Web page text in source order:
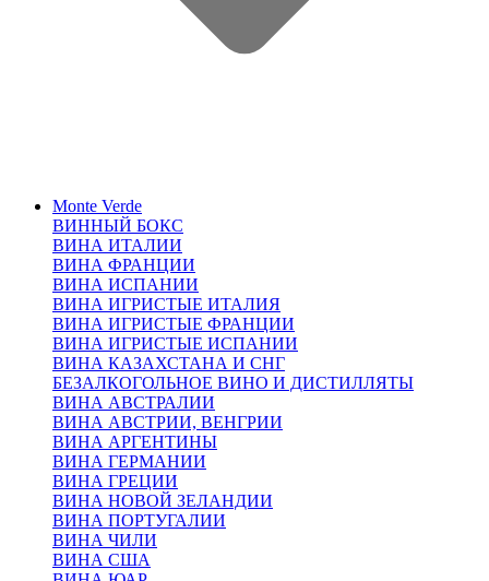
Monte Verde
ВИННЫЙ БОКС
ВИНА ИТАЛИИ
ВИНА ФРАНЦИИ
ВИНА ИСПАНИИ
ВИНА ИГРИСТЫЕ ИТАЛИЯ
ВИНА ИГРИСТЫЕ ФРАНЦИИ
ВИНА ИГРИСТЫЕ ИСПАНИИ
ВИНА КАЗАХСТАНА И СНГ
БЕЗАЛКОГОЛЬНОЕ ВИНО И ДИСТИЛЛЯТЫ
ВИНА АВСТРАЛИИ
ВИНА АВСТРИИ, ВЕНГРИИ
ВИНА АРГЕНТИНЫ
ВИНА ГЕРМАНИИ
ВИНА ГРЕЦИИ
ВИНА НОВОЙ ЗЕЛАНДИИ
ВИНА ПОРТУГАЛИИ
ВИНА ЧИЛИ
ВИНА США